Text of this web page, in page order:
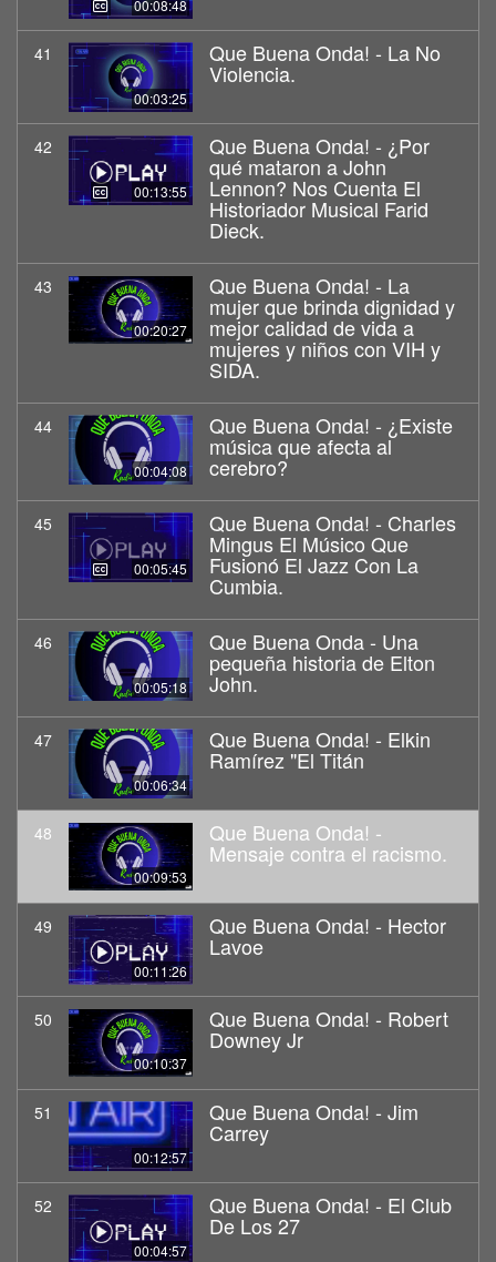
00:08:48
41
00:03:25
Que Buena Onda! - La No
Violencia.
42
00:13:55
Que Buena Onda! - ¿Por
qué mataron a John
Lennon? Nos Cuenta El
Historiador Musical Farid
Dieck.
43
00:20:27
Que Buena Onda! - La
mujer que brinda dignidad y
mejor calidad de vida a
mujeres y niños con VIH y
SIDA.
44
00:04:08
Que Buena Onda! - ¿Existe
música que afecta al
cerebro?
45
00:05:45
Que Buena Onda! - Charles
Mingus El Músico Que
Fusionó El Jazz Con La
Cumbia.
46
00:05:18
Que Buena Onda - Una
pequeña historia de Elton
John.
47
00:06:34
Que Buena Onda! - Elkin
Ramírez "El Titán
48
00:09:53
Que Buena Onda! -
Mensaje contra el racismo.
49
00:11:26
Que Buena Onda! - Hector
Lavoe
50
00:10:37
Que Buena Onda! - Robert
Downey Jr
51
00:12:57
Que Buena Onda! - Jim
Carrey
52
00:04:57
Que Buena Onda! - El Club
De Los 27